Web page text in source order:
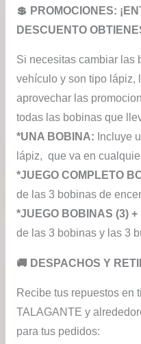
💲​ PROMOCIONES:
DESCUENTO
Si necesitas cambiar las
vehículo y son tipo lápiz,
aprovechar las
todas las bobinas que
*UNA BOBINA: Incluye
lápiz, que va en
*JUEGO COMPLETO
de las 3 bobinas de
*JUEGO BOBINAS (3)
de las 3 bobinas y las 3
​🚚​ DESPACHOS Y
Recibe tus repuestos en
TALAGANTE y
para tus pedidos: